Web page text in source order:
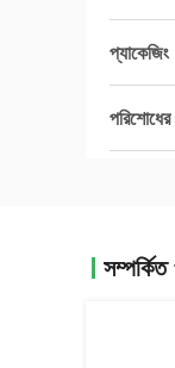
প্যাকেজিং
পরিশোধের